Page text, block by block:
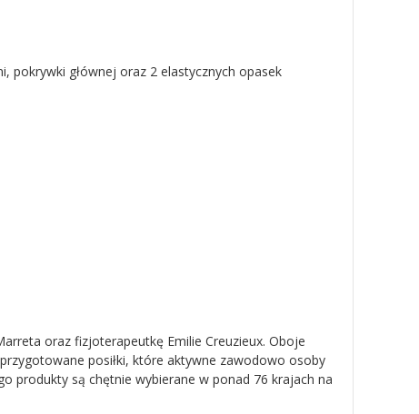
pokrywki głównej oraz 2 elastycznych opasek
oraz fizjoterapeutkę Emilie Creuzieux. Oboje
posiłki, które aktywne zawodowo osoby
produkty są chętnie wybierane w ponad 76 krajach na